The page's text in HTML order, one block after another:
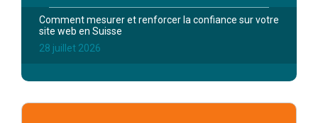
Comment mesurer et renforcer la confiance sur votre
site web en Suisse
28 juillet 2026